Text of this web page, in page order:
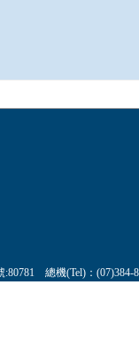
總機(Tel)：(07)384-